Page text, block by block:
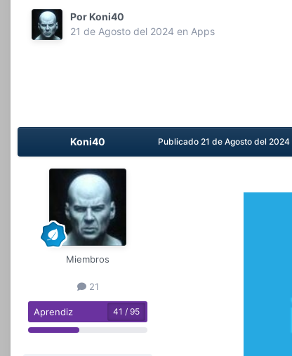
Por Koni40
21 de Agosto del 2024 en Apps
Koni40
Miembros
21
Aprendiz 41 / 95
Publicado 21 de Agosto del 2024